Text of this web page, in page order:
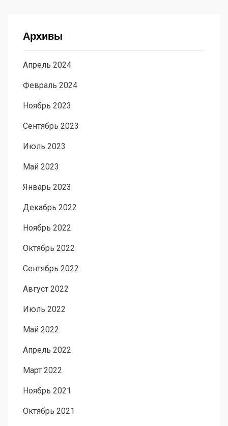
Архивы
Апрель 2024
Февраль 2024
Ноябрь 2023
Сентябрь 2023
Июль 2023
Май 2023
Январь 2023
Декабрь 2022
Ноябрь 2022
Октябрь 2022
Сентябрь 2022
Август 2022
Июль 2022
Май 2022
Апрель 2022
Март 2022
Ноябрь 2021
Октябрь 2021